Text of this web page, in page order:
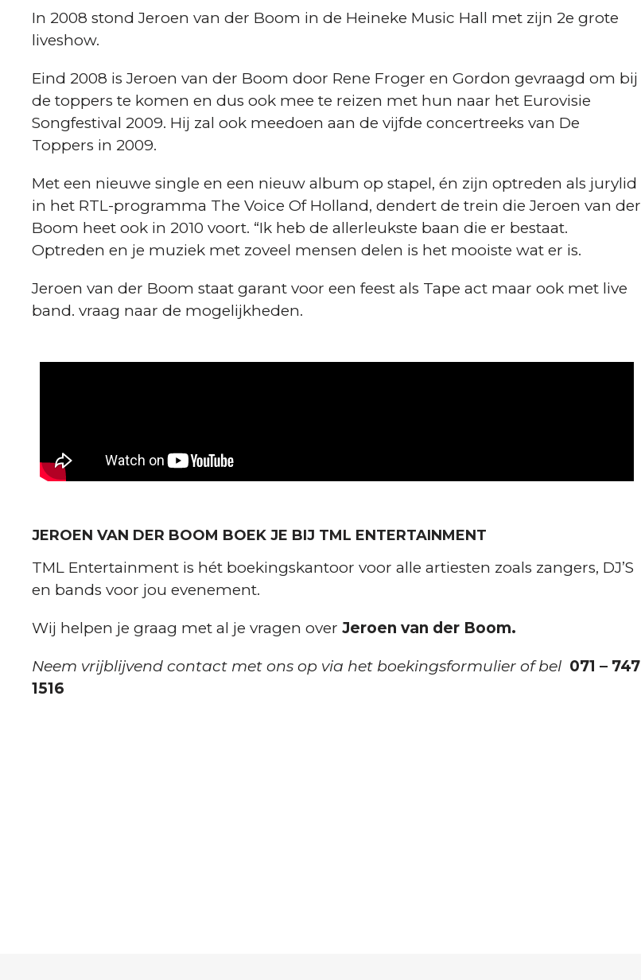
In 2008 stond Jeroen van der Boom in de Heineke Music Hall met zijn 2e grote
liveshow.
Eind 2008 is Jeroen van der Boom door Rene Froger en Gordon gevraagd om bij
de toppers te komen en dus ook mee te reizen met hun naar het Eurovisie
Songfestival 2009. Hij zal ook meedoen aan de vijfde concertreeks van De
Toppers in 2009.
Met een nieuwe single en een nieuw album op stapel, én zijn optreden als jurylid
in het RTL-programma The Voice Of Holland, dendert de trein die Jeroen van der
Boom heet ook in 2010 voort. “Ik heb de allerleukste baan die er bestaat.
Optreden en je muziek met zoveel mensen delen is het mooiste wat er is.
Jeroen van der Boom staat garant voor een feest als Tape act maar ook met live
band. vraag naar de mogelijkheden.
JEROEN VAN DER BOOM BOEK JE BIJ TML ENTERTAINMENT
TML Entertainment is hét boekingskantoor voor alle artiesten zoals zangers, DJ’S
en bands voor jou evenement.
Wij helpen je graag met al je vragen over Jeroen van der Boom.
Neem vrijblijvend contact met ons op via het boekingsformulier of bel 071 – 747
1516